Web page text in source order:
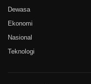
Dewasa
Ekonomi
Nasional
Teknologi